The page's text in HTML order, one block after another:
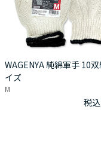
WAGENYA 純綿軍手 10
イズ
M
税込